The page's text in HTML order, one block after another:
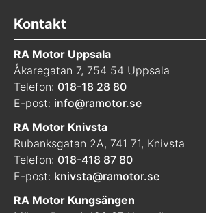
Kontakt
RA Motor Uppsala
Åkaregatan 7, 754 54 Uppsala
Telefon: 018-18 28 80
E-post: info@ramotor.se
RA Motor Knivsta
Rubanksgatan 2A, 741 71, Knivsta
Telefon: 018-418 87 80
E-post: knivsta@ramotor.se
RA Motor Kungsängen